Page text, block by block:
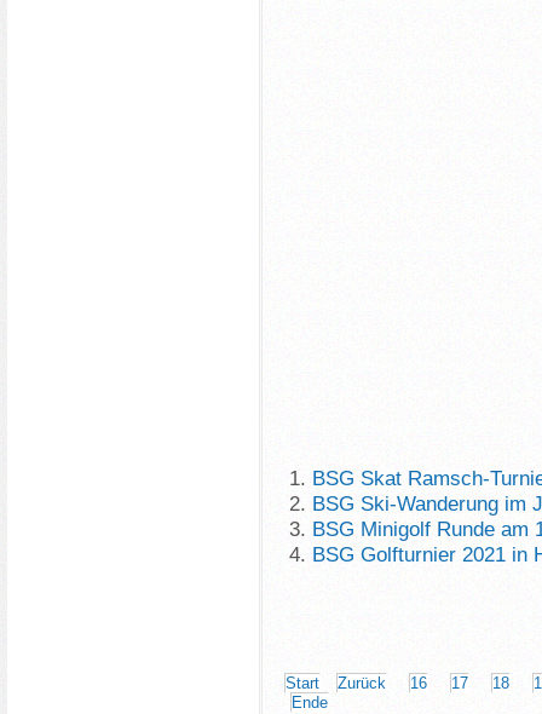
BSG Skat Ramsch-
BSG Ski-Wanderung im
BSG Minigolf Runde am
BSG Golfturnier 2021 in
Start Zurück 16 17 18
Ende